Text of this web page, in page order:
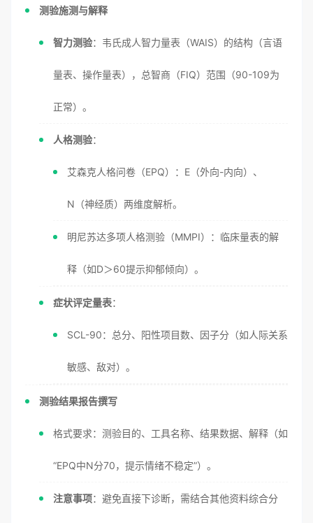
测验施测与解释
智力测验：韦氏成人智力量表（WAIS）的结构（言语
量表、操作量表），总智商（FIQ）范围（90-109为
正常）。
人格测验：
艾森克人格问卷（EPQ）：E（外向-内向）、
N（神经质）两维度解析。
明尼苏达多项人格测验（MMPI）：临床量表的解
释（如D＞60提示抑郁倾向）。
症状评定量表：
SCL-90：总分、阳性项目数、因子分（如人际关系
敏感、敌对）。
测验结果报告撰写
格式要求：测验目的、工具名称、结果数据、解释（如
“EPQ中N分70，提示情绪不稳定”）。
注意事项：避免直接下诊断，需结合其他资料综合分